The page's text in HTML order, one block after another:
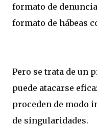
formato de
formato de hábeas
Pero se trata de un
puede atacarse
proceden de modo
de singularidades.